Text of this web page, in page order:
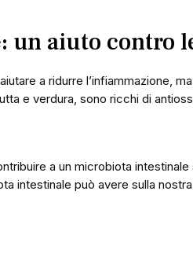
un aiuto contro
a ridurre l’infiammazione,
e verdura, sono ricchi di
a un microbiota
intestinale può avere sulla